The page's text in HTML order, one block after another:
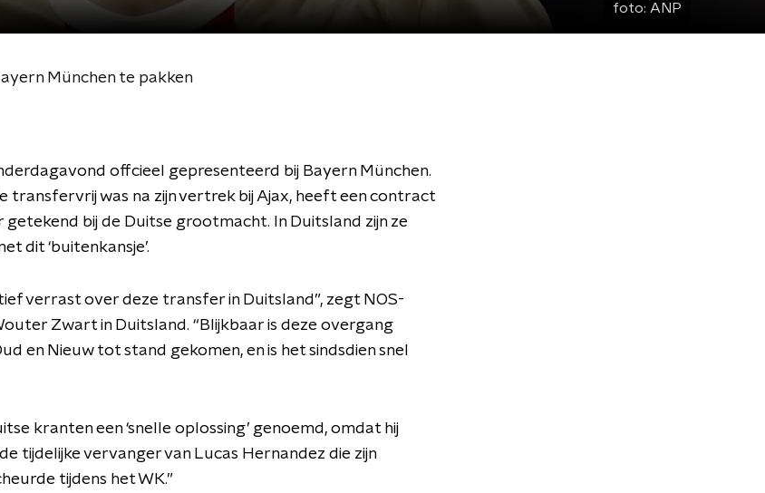
foto: ANP
München te pakken
offcieel gepresenteerd bij Bayern München.
transfervrij was na zijn vertrek bij Ajax, heeft een contract
getekend bij de Duitse grootmacht. In Duitsland zijn ze
dit ‘buitenkansje’.
verrast over deze transfer in Duitsland”, zegt NOS-
Zwart in Duitsland. “Blijkbaar is deze overgang
en Nieuw tot stand gekomen, en is het sindsdien snel
kranten een ‘snelle oplossing’ genoemd, omdat hij
tijdelijke vervanger van Lucas Hernandez die zijn
tijdens het WK.”